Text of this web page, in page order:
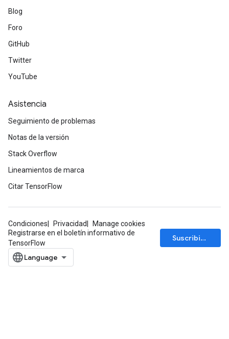
Blog
Foro
GitHub
Twitter
YouTube
Asistencia
Seguimiento de problemas
Notas de la versión
Stack Overflow
Lineamientos de marca
Citar TensorFlow
Condiciones Privacidad
Manage cookies
Registrarse en el boletín informativo de
TensorFlow
Suscribirse